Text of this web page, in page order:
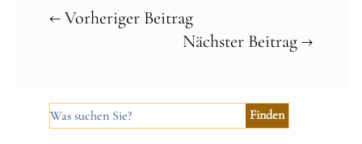
←Vorheriger Beitrag
Nächster Beitrag→